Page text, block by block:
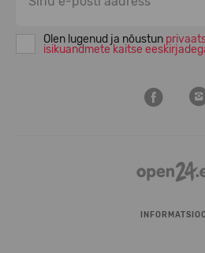
Olen lugenud ja nõustun
isikuandmete kaitse